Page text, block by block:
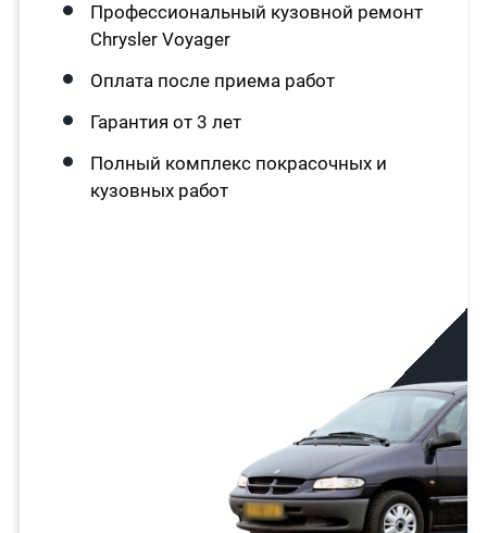
Профессиональный кузовной ремонт
Chrysler Voyager
Оплата после приема работ
Гарантия от 3 лет
Полный комплекс покрасочных и
кузовных работ